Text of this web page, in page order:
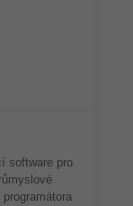
software pro